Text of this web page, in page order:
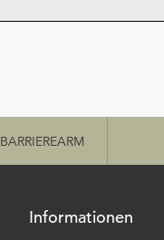
BARRIEREARM
Informationen